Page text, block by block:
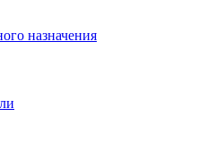
назначения